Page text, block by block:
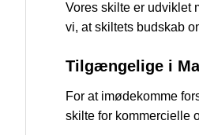
Vores skilte er udviklet
vi, at skiltets budskab
Tilgængelige i
For at imødekomme
skilte for kommercielle